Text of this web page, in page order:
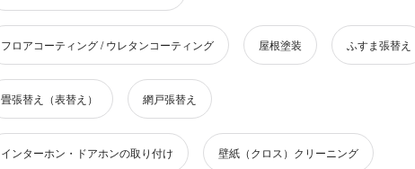
フロアコーティング / ウレタンコーティング 屋根塗装 ふすま張替え
畳張替え（表替え） 網戸張替え
インターホン・ドアホンの取り付け 壁紙（クロス）クリーニング